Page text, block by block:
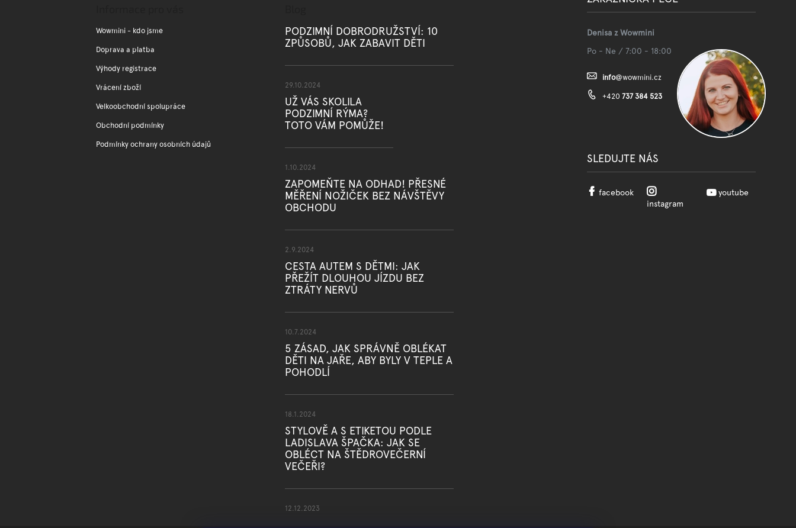
í
p
r
k
Wowmini - kdo jsme
Doprava a platba
Výhody registrace
Vrácení zboží
Velkoobchodní spolupráce
Obchodní podmínky
Podmínky ochrany osobních údajů
PODZIMNÍ DOBRODRUŽSTVÍ: 10
ZPŮSOBŮ, JAK ZABAVIT DĚTI
29.10.2024
UŽ VÁS SKOLILA
PODZIMNÍ RÝMA?
TOTO VÁM POMŮŽE!
1.10.2024
ZAPOMEŇTE NA ODHAD! PŘESNÉ
MĚŘENÍ NOŽIČEK BEZ NÁVŠTĚVY
OBCHODU
2.9.2024
CESTA AUTEM S DĚTMI: JAK
PŘEŽÍT DLOUHOU JÍZDU BEZ
ZTRÁTY NERVŮ
10.7.2024
5 ZÁSAD, JAK SPRÁVNĚ OBLÉKAT
DĚTI NA JAŘE, ABY BYLY V TEPLE A
POHODLÍ
18.1.2024
STYLOVĚ A S ETIKETOU PODLE
LADISLAVA ŠPAČKA: JAK SE
OBLÉCT NA ŠTĚDROVEČERNÍ
VEČEŘI?
12.12.2023
Denisa z Wowmini
Po - Ne / 7:00 - 18:00
info@wowmini.cz
+420 737 384 523
SLEDUJTE NÁS
facebook
instagram
youtube